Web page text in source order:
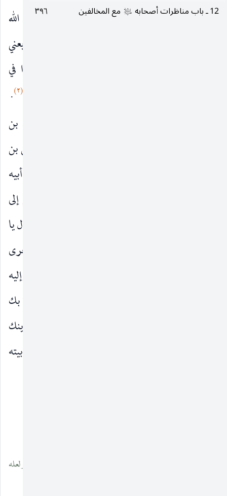
12 ـ باب مناظرات أصحابه
عليه‌السلام مع المخالفين ٣٩٦
يقولون واصمتوا عما صمتوا فإنكم في سلطان من قال الله
يعني
بذلك ولد العباس فاتقوا الله فإنكم في هدنة صلوا في
(٢) .
أحمد بن محمد بن
الصقر وعلي بن محمد بن مهرويه معا عن عبد الرحمن بن
أبي حاتم عن أبيه عن الحسن بن الفضل عن الرضا عن أبيه
صلوات الله عليهما قال : أرسل أبو جعفر الدوانيقي إلى
ليقتله وطرح له سيفا ونطعا وقال يا
ربيع إذا أنا كلمته ثم ضربت بإحدى يدي على الأخرى
ونظر إليه
من بعيد تحرك أبو جعفر على فراشه قال مرحبا وأهلا بك
يا أبا عبد الله ما أرسلنا إليك إلا رجاء أن نقضي دينك
ثم ساءله مساءلة لطيفة عن أهل بيته
(٢) أمالى ابن الشيخ الطوسي ص ٦١ وفيه ( فى هذه ) بدل ( هدنة ) ولعله